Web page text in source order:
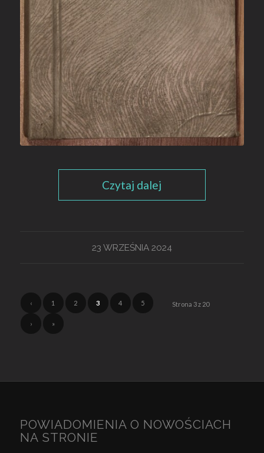
Czytaj dalej
23 WRZEŚNIA 2024
Strona 3 z 20
‹ 1 2 3 4 5
› »
POWIADOMIENIA O NOWOŚCIACH
NA STRONIE